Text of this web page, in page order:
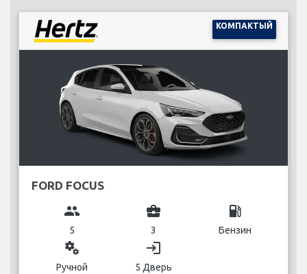
КОМПАКТЫЙ
FORD FOCUS
group
5
business_center
3
local_gas_station
Бензин
miscellaneous_services
Ручной
login
5 Дверь